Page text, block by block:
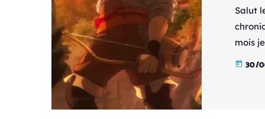
Salut
mois
de
today 30/